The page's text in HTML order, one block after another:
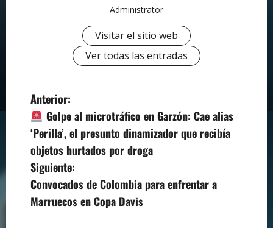
Administrator
Visitar el sitio web
Ver todas las entradas
N
a
v
e
g
Anterior:
Golpe al microtráfico en Garzón: Cae alias
‘Perilla’, el presunto dinamizador que recibía
objetos hurtados por droga
Siguiente:
Convocados de Colombia para enfrentar a
Marruecos en Copa Davis